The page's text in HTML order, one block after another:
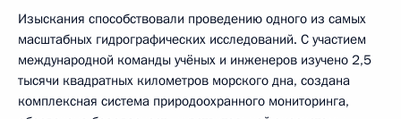
Изыскания способствовали проведению одного из самых
масштабных гидрографических исследований. С участием
международной команды учёных и инженеров изучено 2,5
тысячи квадратных километров морского дна, создана
комплексная система природоохранного мониторинга,